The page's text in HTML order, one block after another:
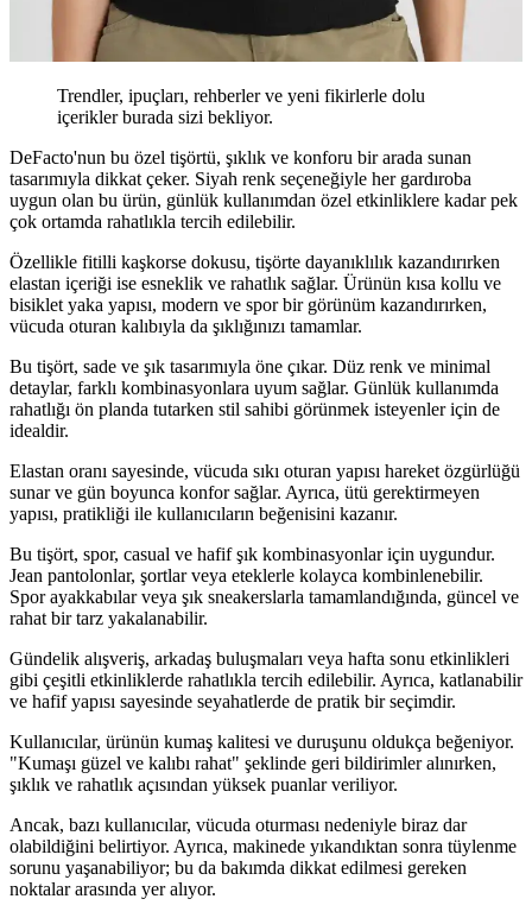
Trendler, ipuçları, rehberler ve yeni fikirlerle dolu
içerikler burada sizi bekliyor.
DeFacto'nun bu özel tişörtü, şıklık ve konforu bir arada sunan
tasarımıyla dikkat çeker. Siyah renk seçeneğiyle her gardıroba
uygun olan bu ürün, günlük kullanımdan özel etkinliklere kadar pek
çok ortamda rahatlıkla tercih edilebilir.
Özellikle fitilli kaşkorse dokusu, tişörte dayanıklılık kazandırırken
elastan içeriği ise esneklik ve rahatlık sağlar. Ürünün kısa kollu ve
bisiklet yaka yapısı, modern ve spor bir görünüm kazandırırken,
vücuda oturan kalıbıyla da şıklığınızı tamamlar.
Bu tişört, sade ve şık tasarımıyla öne çıkar. Düz renk ve minimal
detaylar, farklı kombinasyonlara uyum sağlar. Günlük kullanımda
rahatlığı ön planda tutarken stil sahibi görünmek isteyenler için de
idealdir.
Elastan oranı sayesinde, vücuda sıkı oturan yapısı hareket özgürlüğü
sunar ve gün boyunca konfor sağlar. Ayrıca, ütü gerektirmeyen
yapısı, pratikliği ile kullanıcıların beğenisini kazanır.
Bu tişört, spor, casual ve hafif şık kombinasyonlar için uygundur.
Jean pantolonlar, şortlar veya eteklerle kolayca kombinlenebilir.
Spor ayakkabılar veya şık sneakerslarla tamamlandığında, güncel ve
rahat bir tarz yakalanabilir.
Gündelik alışveriş, arkadaş buluşmaları veya hafta sonu etkinlikleri
gibi çeşitli etkinliklerde rahatlıkla tercih edilebilir. Ayrıca, katlanabilir
ve hafif yapısı sayesinde seyahatlerde de pratik bir seçimdir.
Kullanıcılar, ürünün kumaş kalitesi ve duruşunu oldukça beğeniyor.
"Kumaşı güzel ve kalıbı rahat" şeklinde geri bildirimler alınırken,
şıklık ve rahatlık açısından yüksek puanlar veriliyor.
Ancak, bazı kullanıcılar, vücuda oturması nedeniyle biraz dar
olabildiğini belirtiyor. Ayrıca, makinede yıkandıktan sonra tüylenme
sorunu yaşanabiliyor; bu da bakımda dikkat edilmesi gereken
noktalar arasında yer alıyor.